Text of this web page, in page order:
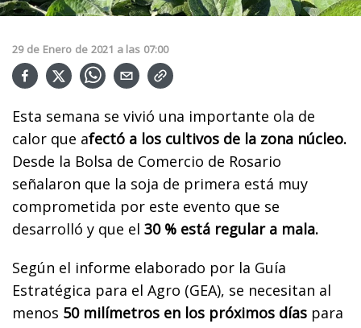
29 de Enero de 2021 a las 07:00
Esta semana se vivió una importante ola de
calor que afectó a los cultivos de la zona núcleo.
Desde la Bolsa de Comercio de Rosario
señalaron que la soja de primera está muy
comprometida por este evento que se
desarrolló y que el 30 % está regular a mala.
Según el informe elaborado por la Guía
Estratégica para el Agro (GEA), se necesitan al
menos 50 milímetros en los próximos días para